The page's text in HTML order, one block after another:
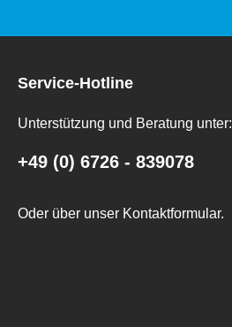
Service-Hotline
Unterstützung und Beratung unter:
+49 (0) 6726 - 839078
Oder über unser Kontaktformular.